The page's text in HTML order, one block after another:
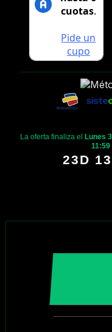
La oferta finaliza el
Lunes
11:59
23D